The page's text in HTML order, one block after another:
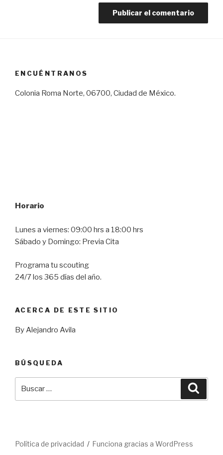
ENCUÉNTRANOS
Colonia Roma Norte, 06700, Ciudad de México.
Horario
Lunes a viernes: 09:00 hrs a 18:00 hrs
Sábado y Domingo: Previa Cita
Programa tu scouting
24/7 los 365 días del año.
ACERCA DE ESTE SITIO
By Alejandro Avila
BÚSQUEDA
Política de privacidad Funciona gracias a WordPress